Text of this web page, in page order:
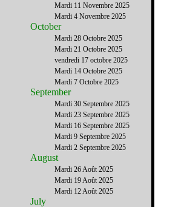
Mardi 11 Novembre 2025
Mardi 4 Novembre 2025
October
Mardi 28 Octobre 2025
Mardi 21 Octobre 2025
vendredi 17 octobre 2025
Mardi 14 Octobre 2025
Mardi 7 Octobre 2025
September
Mardi 30 Septembre 2025
Mardi 23 Septembre 2025
Mardi 16 Septembre 2025
Mardi 9 Septembre 2025
Mardi 2 Septembre 2025
August
Mardi 26 Août 2025
Mardi 19 Août 2025
Mardi 12 Août 2025
July